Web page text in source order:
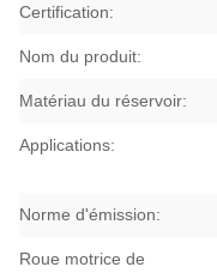
Certification:
Nom du produit:
Matériau du réservoir:
Applications:
Norme d'émission:
Roue motrice de